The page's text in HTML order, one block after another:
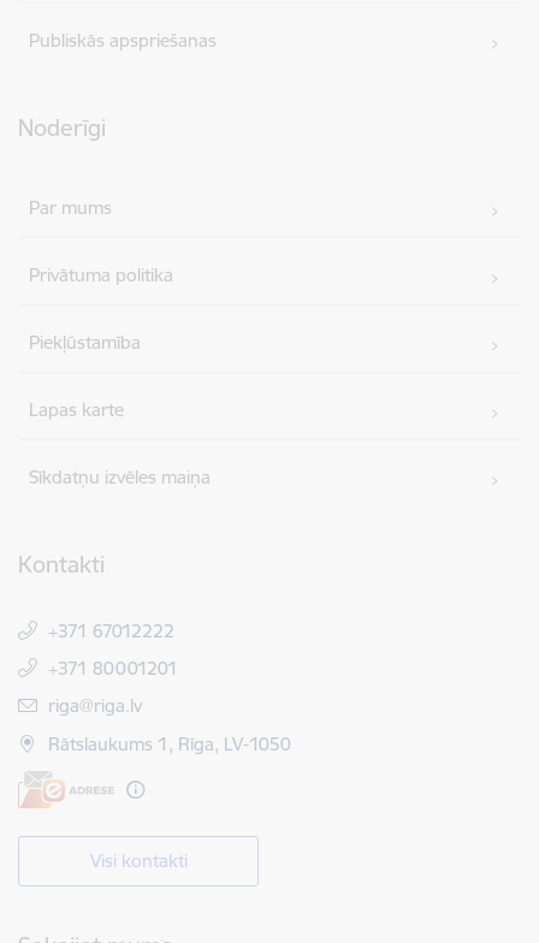
Publiskās apspriešanas
Noderīgi
Par mums
Privātuma politika
Piekļūstamība
Lapas karte
Sīkdatņu izvēles maiņa
Kontakti
+371 67012222
+371 80001201
E-pasts:
riga@riga.lv
Rātslaukums 1, Rīga, LV-1050
Visi kontakti